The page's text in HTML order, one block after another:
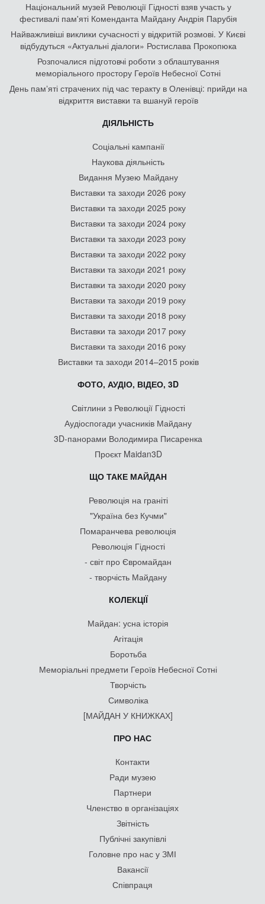
Національний музей Революції Гідності взяв участь у
фестивалі пам'яті Коменданта Майдану Андрія Парубія
Найважливіші виклики сучасності у відкритій розмові. У Києві
відбудуться «Актуальні діалоги» Ростислава Прокопюка
Розпочалися підготовчі роботи з облаштування
меморіального простору Героїв Небесної Сотні
День памʼяті страчених під час теракту в Оленівці: прийди на
відкриття виставки та вшануй героїв
ДІЯЛЬНІСТЬ
Соціальні кампанії
Наукова діяльність
Видання Музею Майдану
Виставки та заходи 2026 року
Виставки та заходи 2025 року
Виставки та заходи 2024 року
Виставки та заходи 2023 року
Виставки та заходи 2022 року
Виставки та заходи 2021 року
Виставки та заходи 2020 року
Виставки та заходи 2019 року
Виставки та заходи 2018 року
Виставки та заходи 2017 року
Виставки та заходи 2016 року
Виставки та заходи 2014–2015 років
ФОТО, АУДІО, ВІДЕО, 3D
Світлини з Революції Гідності
Аудіоспогади учасників Майдану
3D-панорами Володимира Писаренка
Проєкт Maidan3D
ЩО ТАКЕ МАЙДАН
Революція на граніті
"Україна без Кучми"
Помаранчева революція
Революція Гідності
- світ про Євромайдан
- творчість Майдану
КОЛЕКЦІЇ
Майдан: усна історія
Агітація
Боротьба
Меморіальні предмети Героїв Небесної Сотні
Творчість
Символіка
[МАЙДАН У КНИЖКАХ]
ПРО НАС
Контакти
Ради музею
Партнери
Членство в організаціях
Звітність
Публічні закупівлі
Головне про нас у ЗМІ
Вакансії
Співпраця